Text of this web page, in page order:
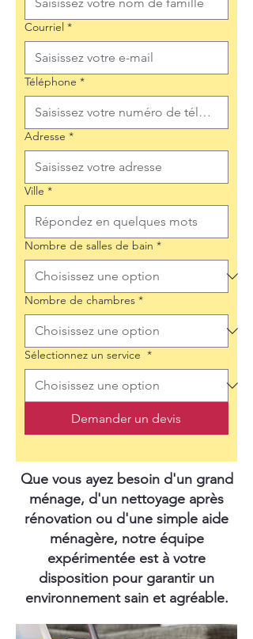
Courriel *
Téléphone *
Adresse *
Ville *
Nombre de salles de bain *
Nombre de chambres *
Sélectionnez un service *
Demander un devis
Que vous ayez besoin d'un grand
ménage, d'un nettoyage après
rénovation ou d'une simple aide
ménagère, notre équipe
expérimentée est à votre
disposition pour garantir un
environnement sain et agréable.